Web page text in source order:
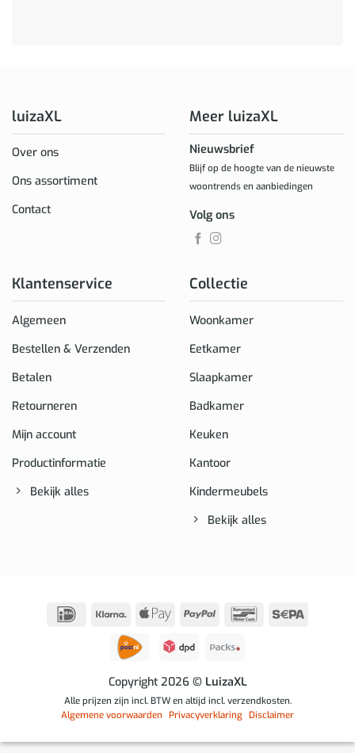
luizaXL
Over ons
Ons assortiment
Contact
Klantenservice
Algemeen
Bestellen & Verzenden
Betalen
Retourneren
Mijn account
Productinformatie
Bekijk alles
Collectie
Woonkamer
Eetkamer
Slaapkamer
Badkamer
Keuken
Kantoor
Kindermeubels
Bekijk alles
Meer luizaXL
Nieuwsbrief
Blijf op de hoogte van de nieuwste
woontrends en aanbiedingen
Volg ons
IDeal Klarna
Apple
PayPal Bancontact
Copyright 2026 © LuizaXL
Alle prijzen zijn incl. BTW en altijd incl. verzendkosten.
Algemene voorwaarden Privacyverklaring Disclaimer